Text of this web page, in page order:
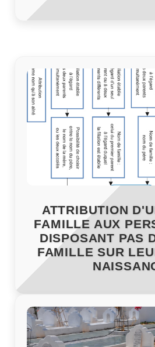
ATTRIBUTION
FAMILLE AUX
DISPOSANT PAS
FAMILLE SUR